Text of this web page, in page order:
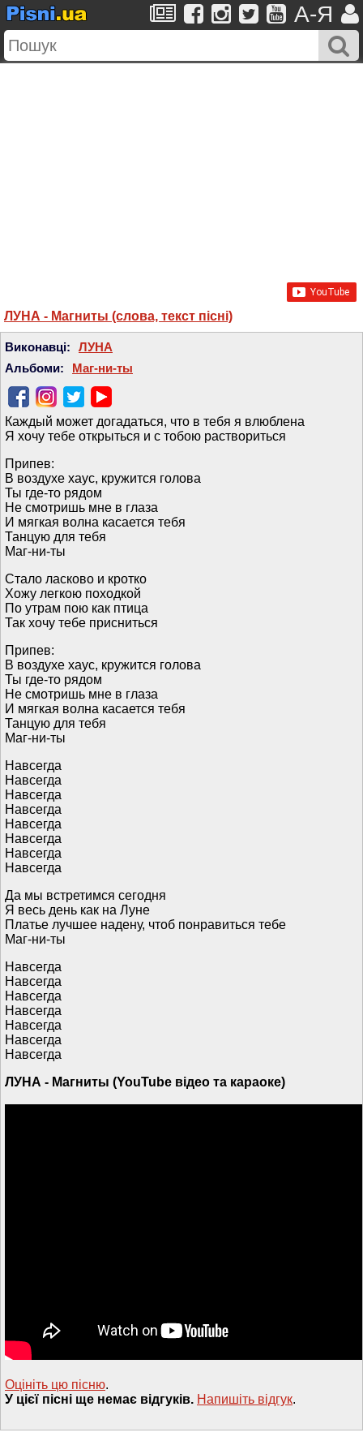
A-Я
ЛУНА - Магниты (слова, текст пісні)
Виконавці:
ЛУНА
Альбоми:
Маг-ни-ты
Каждый может догадаться, что в тебя я влюблена
Я хочу тебе открыться и с тобою раствориться
Припев:
В воздухе хаус, кружится голова
Ты где-то рядом
Не смотришь мне в глаза
И мягкая волна касается тебя
Танцую для тебя
Маг-ни-ты
Стало ласково и кротко
Хожу легкою походкой
По утрам пою как птица
Так хочу тебе присниться
Припев:
В воздухе хаус, кружится голова
Ты где-то рядом
Не смотришь мне в глаза
И мягкая волна касается тебя
Танцую для тебя
Маг-ни-ты
Навсегда
Навсегда
Навсегда
Навсегда
Навсегда
Навсегда
Навсегда
Навсегда
Да мы встретимся сегодня
Я весь день как на Луне
Платье лучшее надену, чтоб понравиться тебе
Маг-ни-ты
Навсегда
Навсегда
Навсегда
Навсегда
Навсегда
Навсегда
Навсегда
ЛУНА - Магниты (YouTube відео та караоке)
Оцініть цю пісню.
У цієї пісні ще немає відгуків. Напишiть вiдгук.